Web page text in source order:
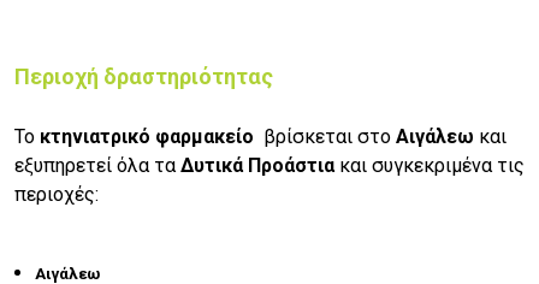
Περιοχή δραστηριότητας
Το κτηνιατρικό φαρμακείο βρίσκεται στο Αιγάλεω και
εξυπηρετεί όλα ταΔυτικά Προάστιακαι συγκεκριμένα τις
περιοχές:
Αιγάλεω